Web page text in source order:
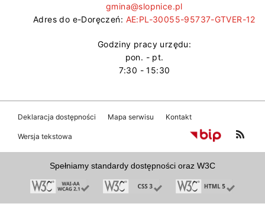
gmina@slopnice.pl
Adres do e-Doręczeń: AE:PL-30055-95737-GTVER-12
Godziny pracy urzędu:
pon. - pt.
7:30 - 15:30
Deklaracja dostępności Mapa serwisu Kontakt
Wersja tekstowa
Spełniamy standardy dostępności oraz W3C